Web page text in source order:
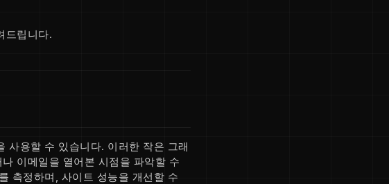
드립니다.
용할 수 있습니다. 이러한 작은 그래
이메일을 열어본 시점을 파악할 수
측정하며, 사이트 성능을 개선할 수